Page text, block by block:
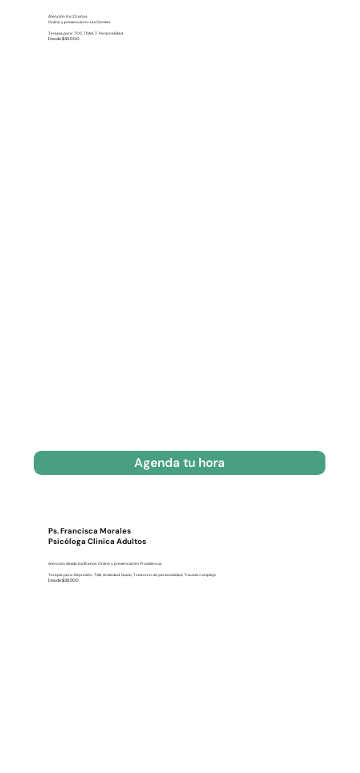
Atención 8 a 23 años.
Online y presencial en Las Condes.
Terapia para: TOC, TDAH, T. Personalidad.
Desde $45.000
Agenda tu hora
Ps. Francisca Morales
Psicóloga Clínica Adultos
Atención desde los 18 años. Online y presencial en Providencia.
Terapia para: Depresión, TAB, Ansiedad, Duelo, Trastorno de personalidad, Trauma complejo
Desde $38.500